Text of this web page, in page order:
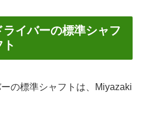
イバーの標準シャフ
の標準シャフトは、Miyazaki